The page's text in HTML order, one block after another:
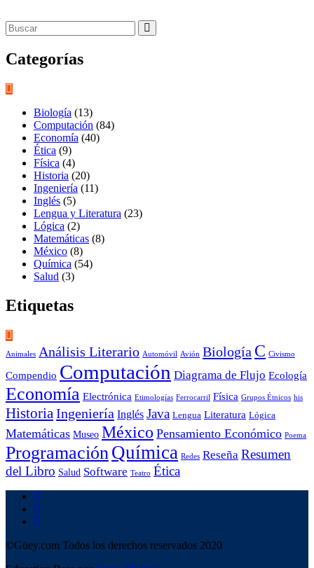
Categorías
Biología (13)
Computación (84)
Economía (40)
Ética (9)
Física (4)
Historia (20)
Ingeniería (11)
Inglés (5)
Lengua y Literatura (23)
Lógica (2)
Matemáticas (8)
México (8)
Química (54)
Salud (3)
Etiquetas
Animales Análisis Literario Automóvil Avión Biología C Civismo
Compendio Computación Diagrama de Flujo Ecología
Economía Electrónica Etimologías Ferrocarril Física Grupos Étnicos his
HistoriaIngeniería Inglés Java Lengua Literatura Lógica
Matemáticas Museo México Pensamiento Económico Poema
ProgramaciónQuímica Redes Reseña Resumen
del Libro Salud Software Teatro Ética
©Güey.com Todos los derechos reservados 2020